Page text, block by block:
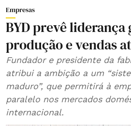
Empresas
BYD prevê liderança
produção e vendas
Fundador e presidente da
atribui a ambição a um
maduro”, que permitirá à
paralelo nos mercados
internacional.